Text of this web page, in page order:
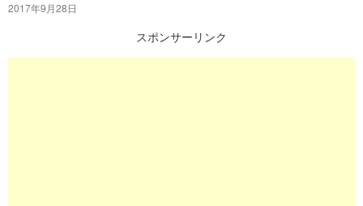
ッ
2017年9月28日
スポンサーリンク